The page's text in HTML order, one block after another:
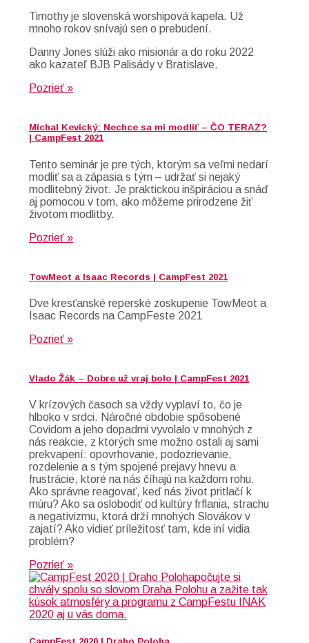
Timothy je slovenská worshipová kapela. Už
mnoho rokov snívajú sen o prebudení.
Danny Jones slúži ako misionár a do roku 2022
ako kazateľ BJB Palisády v Bratislave.
Pozrieť »
Michal Kevický: Nechce sa mi modliť – ČO TERAZ?
| CampFest 2021
Tento seminár je pre tých, ktorým sa veľmi nedarí
modliť sa a zápasia s tým – udržať si nejaký
modlitebný život. Je praktickou inšpiráciou a snáď
aj pomocou v tom, ako môžeme prirodzene žiť
životom modlitby.
Pozrieť »
TowMeot a Isaac Records | CampFest 2021
Dve kresťanské reperské zoskupenie TowMeot a
Isaac Records na CampFeste 2021
Pozrieť »
Vlado Žák – Dobre už vraj bolo | CampFest 2021
V krízových časoch sa vždy vyplaví to, čo je
hlboko v srdci. Náročné obdobie spôsobené
Covidom a jeho dopadmi vyvolalo v mnohých z
nás reakcie, z ktorých sme možno ostali aj sami
prekvapení: opovrhovanie, podozrievanie,
rozdelenie a s tým spojené prejavy hnevu a
frustrácie, ktoré na nás číhajú na každom rohu.
Ako správne reagovať, keď nás život pritlačí k
múru? Ako sa oslobodiť od kultúry frflania, strachu
a negativizmu, ktorá drží mnohých Slovákov v
zajatí? Ako vidieť príležitosť tam, kde iní vidia
problém?
Pozrieť »